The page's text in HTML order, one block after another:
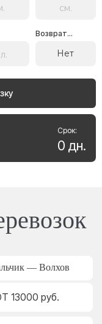
Возврат...
Нет
Срок:
0 дн.
— Волхов
13000 руб.